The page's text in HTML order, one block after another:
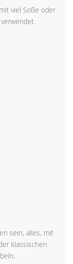
viel Soße oder
sein, alles, mit
klassischen